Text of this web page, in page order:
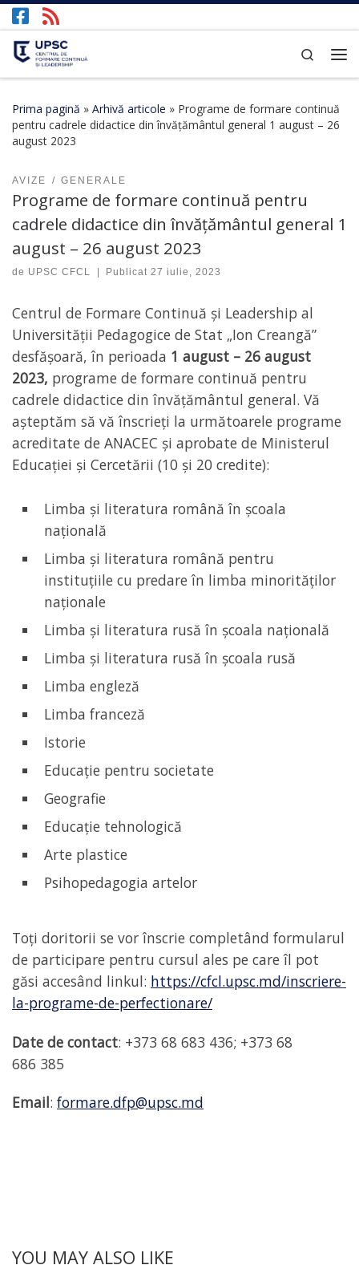
Afișează întregul conținut
Search
Prima pagină » Arhivă articole » Programe de formare continuă
pentru cadrele didactice din învățământul general 1 august – 26
august 2023
AVIZE GENERALE
Programe de formare continuă pentru
cadrele didactice din învățământul general 1
august – 26 august 2023
de UPSC CFCL Publicat27 iulie, 2023
Centrul de Formare Continuă și Leadership al
Universității Pedagogice de Stat „Ion Creangă”
desfășoară, în perioada 1 august – 26 august
2023, programe de formare continuă pentru
cadrele didactice din învățământul general. Vă
așteptăm să vă înscrieți la următoarele programe
acreditate de ANACEC și aprobate de Ministerul
Educației și Cercetării (10 și 20 credite):
Limba și literatura română în școala
națională
Limba și literatura română pentru
instituțiile cu predare în limba minorităților
naționale
Limba și literatura rusă în școala națională
Limba și literatura rusă în școala rusă
Limba engleză
Limba franceză
Istorie
Educație pentru societate
Geografie
Educație tehnologică
Arte plastice
Psihopedagogia artelor
Toți doritorii se vor înscrie completând formularul
de participare pentru cursul ales pe care îl pot
găsi accesând linkul: https://cfcl.upsc.md/inscriere-
la-programe-de-perfectionare/
Date de contact: +373 68 683 436; +373 68
686 385
Email: formare.dfp@upsc.md
YOU MAY ALSO LIKE